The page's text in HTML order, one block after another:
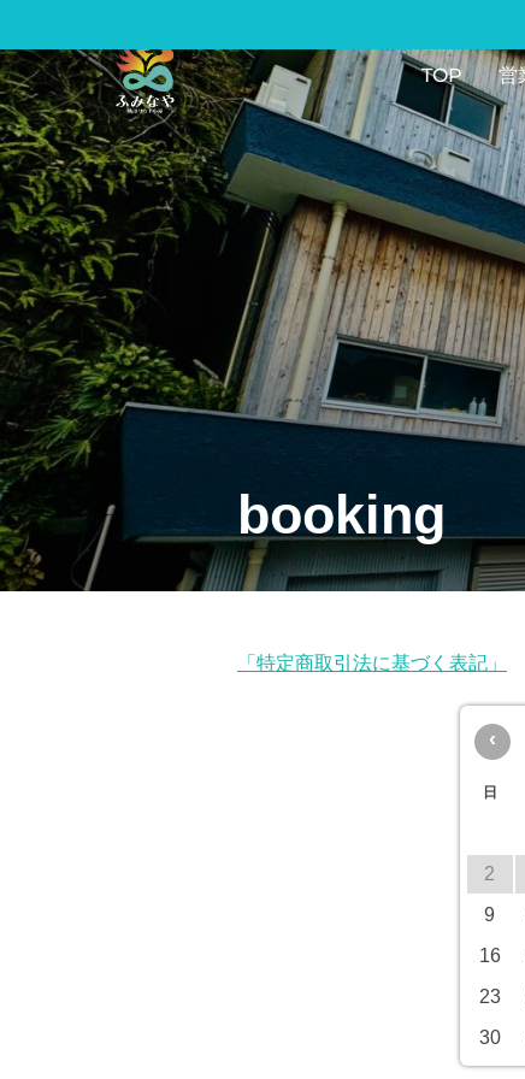
コ
ン
テ
ン
ツ
へ
ス
キ
ッ
プ
TOP 営
booking
「特定商取引法に基づく表記」
‹
日
2
9
16
23
30